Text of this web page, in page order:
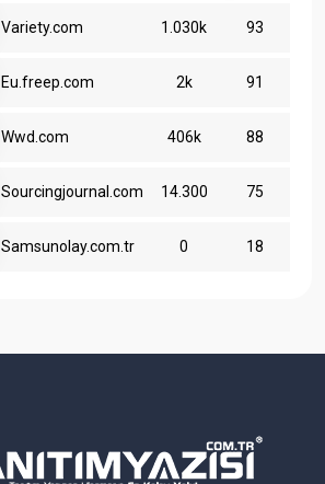
Variety.com 1.030k 93
Eu.freep.com 2k 91
Wwd.com 406k 88
Sourcingjournal.com 14.300 75
Samsunolay.com.tr 0 18